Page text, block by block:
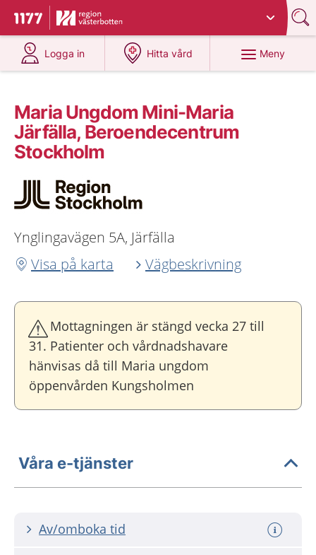
Till startsidan för 1177
Du har valt region
Logga in
på 1177.se
Hitta vård
på 1177.se
Meny
Maria Ungdom Mini-Maria
Järfälla, Beroendecentrum
Stockholm
Ynglingavägen 5A, Järfälla
Visa på karta
Vägbeskrivning
Mottagningen är stängd vecka 27 till
31. Patienter och vårdnadshavare
hänvisas då till Maria ungdom
öppenvården Kungsholmen
Våra e-tjänster
Av/omboka tid